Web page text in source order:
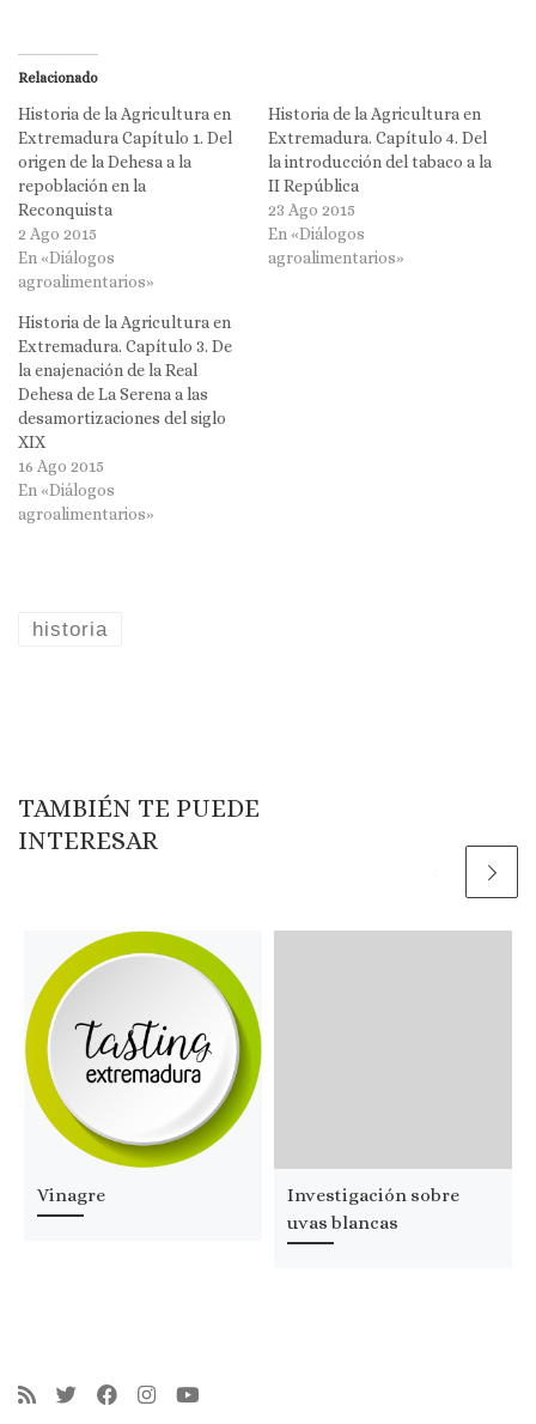
Relacionado
Historia de la Agricultura en
Extremadura Capítulo 1. Del
origen de la Dehesa a la
repoblación en la
Reconquista
2 Ago 2015
En «Diálogos
agroalimentarios»
Historia de la Agricultura en
Extremadura. Capítulo 4. Del
la introducción del tabaco a la
II República
23 Ago 2015
En «Diálogos
agroalimentarios»
Historia de la Agricultura en
Extremadura. Capítulo 3. De
la enajenación de la Real
Dehesa de La Serena a las
desamortizaciones del siglo
XIX
16 Ago 2015
En «Diálogos
agroalimentarios»
historia
TAMBIÉN TE PUEDE
INTERESAR
Vinagre
Investigación sobre
uvas blancas